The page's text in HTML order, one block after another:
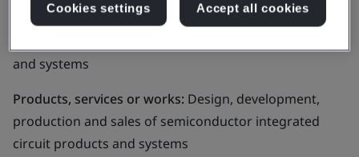
Business scope:
Design, development, production and
and systems
Products, services or works: Design, development,
production and sales of semiconductor integrated
circuit products and systems
Cookies settings Accept all cookies